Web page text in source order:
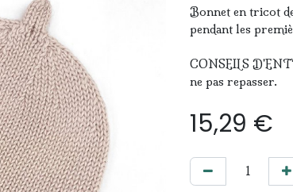
Bonnet en tricot
pendant les
CONSEILS
ne pas repasser.
15,29 €